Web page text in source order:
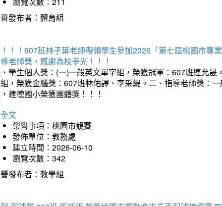
發布者：體育組
！！607班林子葉老師帶領學生參加2026「第七屆桃園市專
老師獎，感謝為校爭光！！！
學生個人獎：(一)一般英文單字組，榮獲冠軍：607班連允
，榮獲金腦獎：607班林佑譯、李采緹。二、指導老師獎：
建德國小榮獲團體獎！！！
文
榮譽事項：桃園市競賽
發佈單位：教務處
建立時間：2026-06-10
瀏覽次數：342
發布者：教學組